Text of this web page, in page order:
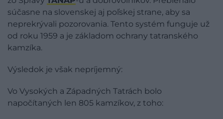
súčasne na slovenskej aj poľskej strane, aby sa
neprekrývali pozorovania. Tento systém funguje už
od roku 1959 a je základom ochrany tatranského
kamzíka.
Výsledok je však nepríjemný:
Vo Vysokých a Západných Tatrách bolo
napočítaných len 805 kamzíkov, z toho: